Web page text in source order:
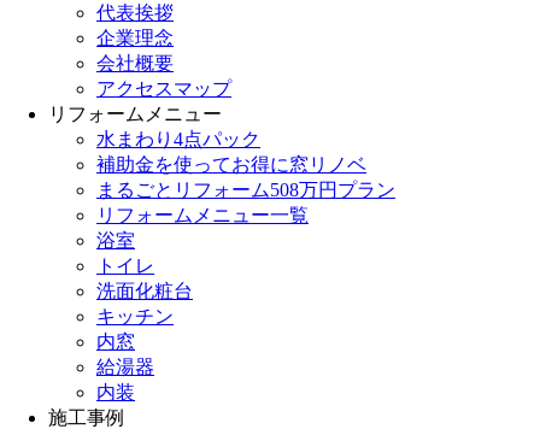
代表挨拶
企業理念
会社概要
アクセスマップ
リフォームメニュー
水まわり4点パック
補助金を使ってお得に窓リノベ
まるごとリフォーム508万円プラン
リフォームメニュー一覧
浴室
トイレ
洗面化粧台
キッチン
内窓
給湯器
内装
施工事例